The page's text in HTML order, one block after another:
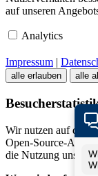
auf unseren
Analytics
Impressum |
alle erlauben alle
Wir nutzen auf dieser
Open-Source-
die Nutzung unserer